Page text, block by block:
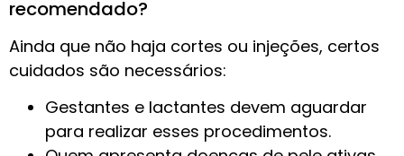
recomendado?
Ainda que não haja cortes ou injeções, certos
cuidados são necessários:
Gestantes e lactantes devem aguardar
para realizar esses procedimentos.